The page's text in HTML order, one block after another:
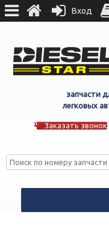
запчасти
легковых
Заказать звонок
Вход